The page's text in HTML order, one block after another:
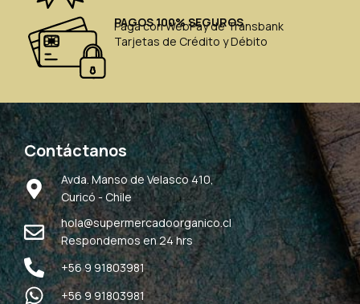
PAGOS 100% SEGUROS
Paga con WebPay de Transbank
Tarjetas de Crédito y Débito
Contáctanos
Avda. Manso de Velasco 410,
Curicó - Chile
hola@supermercadoorganico.cl
Respondemos en 24 hrs
+56 9 91803981
+56 9 91803981